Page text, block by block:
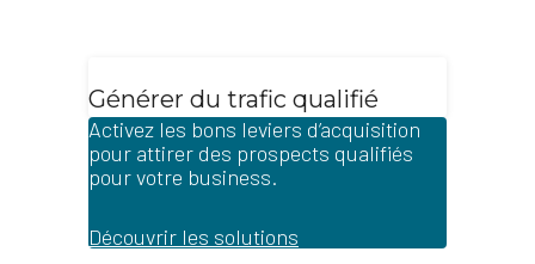
Générer du trafic qualifié
Activez les bons leviers d’acquisition
pour attirer des prospects qualifiés
pour votre business.
Découvrir les solutions